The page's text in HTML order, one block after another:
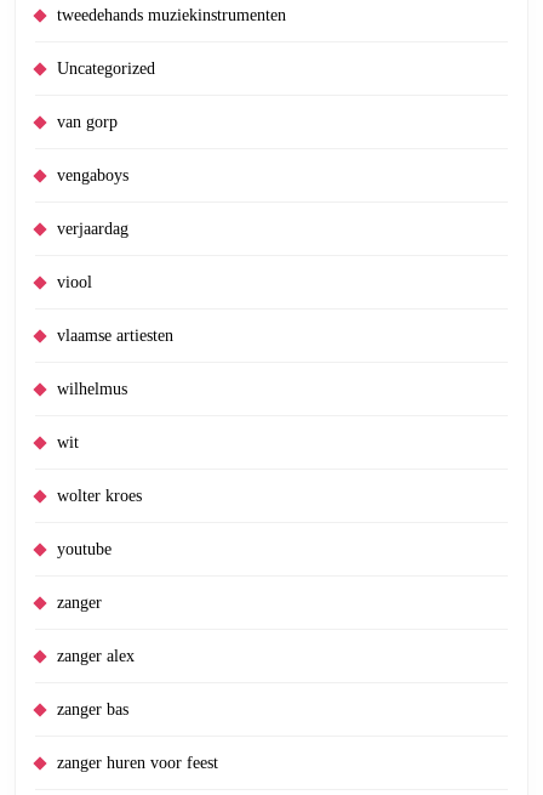
tweedehands muziekinstrumenten
Uncategorized
van gorp
vengaboys
verjaardag
viool
vlaamse artiesten
wilhelmus
wit
wolter kroes
youtube
zanger
zanger alex
zanger bas
zanger huren voor feest